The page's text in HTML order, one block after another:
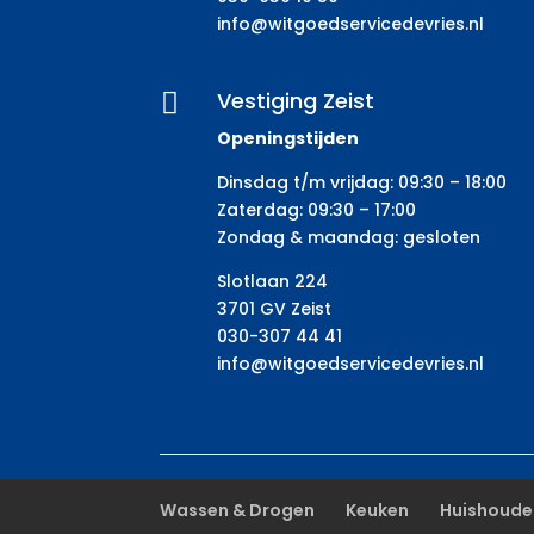
info@witgoedservicedevries.nl
 Vestiging Zeist
Openingstijden
Dinsdag t/m vrijdag: 09:30 – 18:00
Zaterdag: 09:30 – 17:00
Zondag & maandag: gesloten
Slotlaan 224
3701 GV Zeist
030-307 44 41
info@witgoedservicedevries.nl
Wassen & Drogen Keuken